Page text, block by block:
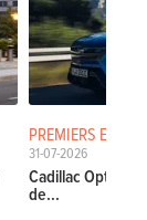
PREMIERS ESSAIS
31-07-2026
Cadillac Optiq
de...